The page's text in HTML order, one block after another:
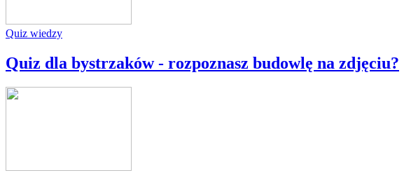
Quiz wiedzy
Quiz dla bystrzaków - rozpoznasz budowlę na zdjęciu?